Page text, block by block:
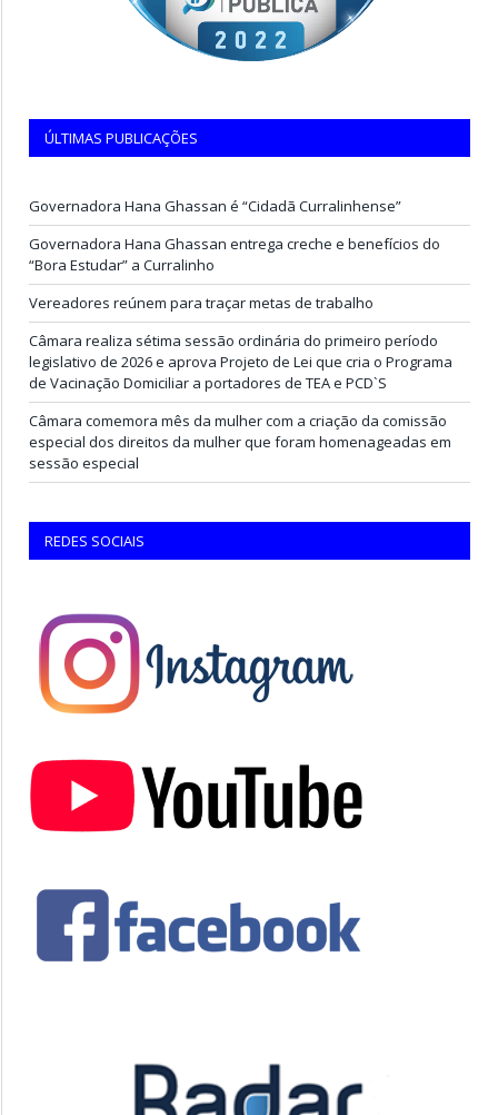
ÚLTIMAS PUBLICAÇÕES
Governadora Hana Ghassan é “Cidadã Curralinhense”
Governadora Hana Ghassan entrega creche e benefícios do
“Bora Estudar” a Curralinho
Vereadores reúnem para traçar metas de trabalho
Câmara realiza sétima sessão ordinária do primeiro período
legislativo de 2026 e aprova Projeto de Lei que cria o Programa
de Vacinação Domiciliar a portadores de TEA e PCD`S
Câmara comemora mês da mulher com a criação da comissão
especial dos direitos da mulher que foram homenageadas em
sessão especial
REDES SOCIAIS